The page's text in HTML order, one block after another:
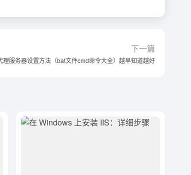
下一篇
服务器设置方法（bat文件cmd命令大全）越早知道越好